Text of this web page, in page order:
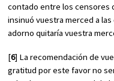
contado entre los censores
insinuó vuestra merced a
adorno quitaría vuestra
[6] La recomendación de
gratitud por este favor no